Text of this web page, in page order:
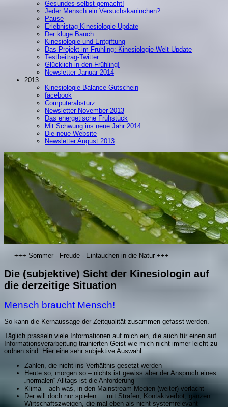
Gesundes selbst gemacht!
Jeder Mensch ein Versuchskaninchen?
Pause
Erlebnistag Kinesiologie-Update
Der kluge Bauch
Kinesiologie und Entgiftung
Das Projekt im Frühling: Kinesiologie-Welt Update
Testbeitrag-Twitter
Glücklich in den Frühling!
Newsletter Januar 2014
2013
Kinesiologie-Balance-Gutschein
facebook
Computerabsturz
Newsletter November 2013
Das energetische Frühstück
Mit Schwung ins neue Jahr 2014
Die neue Website
Newsletter August 2013
+++ Sommer - Freude - Eintauchen in die Natur +++
Die (subjektive) Sicht der Kinesiologin auf
die derzeitige Situation
Mensch braucht Mensch!
So kann die Kernaussage der Zeitqualität zusammen gefasst werden.
Täglich prasseln viele Informationen auf mich ein, die auch für einen auf
Informationsverarbeitung trainierten Geist wie mich nicht immer leicht zu
ordnen sind. Hier eine sehr subjektive Auswahl:
Zahlen, die nicht ins Verhältnis gesetzt werden
Heute so, morgen so – nichts ist gewiss aber der Anspruch eines
„normalen“ Alltags ist die Anforderung
Klima – ach was, in den Mainstream Medien (weiter) verlacht
Der will doch nur spielen … mit Strafen, Kontaktverbot, ganzen
Wirtschaftszweigen, die mal eben als nicht systemrelevant